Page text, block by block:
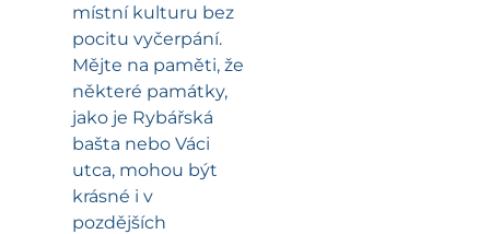
místní kulturu bez
pocitu vyčerpání.
Mějte na paměti, že
některé památky,
jako je Rybářská
bašta nebo Váci
utca, mohou být
krásné i v
pozdějších